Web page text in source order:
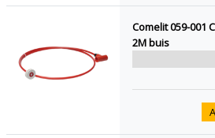
Comelit 059-001
2M buis